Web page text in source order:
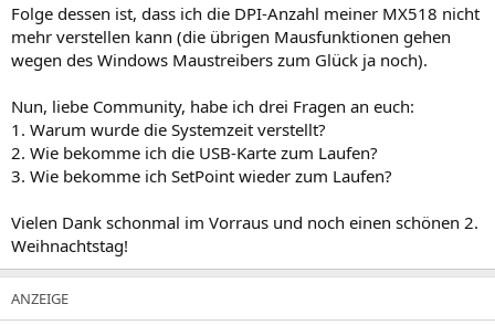
Folge dessen ist, dass ich die DPI-Anzahl meiner MX518 nicht
mehr verstellen kann (die übrigen Mausfunktionen gehen
wegen des Windows Maustreibers zum Glück ja noch).
Nun, liebe Community, habe ich drei Fragen an euch:
1. Warum wurde die Systemzeit verstellt?
2. Wie bekomme ich die USB-Karte zum Laufen?
3. Wie bekomme ich SetPoint wieder zum Laufen?
Vielen Dank schonmal im Vorraus und noch einen schönen 2.
Weihnachtstag!